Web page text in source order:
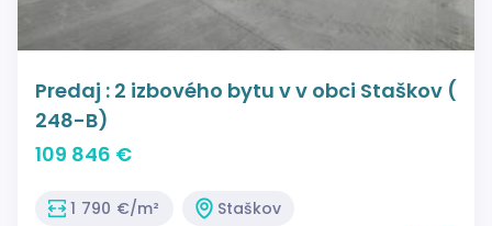
Predaj : 2 izbového bytu v v obci Staškov (
248-B)
109 846 €
1 790 €/m²
Staškov